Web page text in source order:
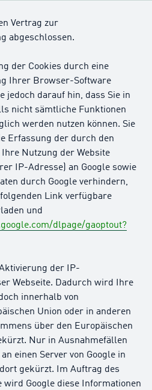
Vertrag zur
abgeschlossen.
der Cookies durch eine
Ihrer Browser-Software
jedoch darauf hin, dass Sie in
nicht sämtliche Funktionen
werden nutzen können. Sie
Erfassung der durch den
Nutzung der Website
IP-Adresse) an Google sowie
durch Google verhindern,
Link verfügbare
und
dlpage/gaoptout?
der IP-
Webseite. Dadurch wird Ihre
innerhalb von
Union oder in anderen
über den Europäischen
Nur in Ausnahmefällen
einen Server von Google in
gekürzt. Im Auftrag des
wird Google diese Informationen